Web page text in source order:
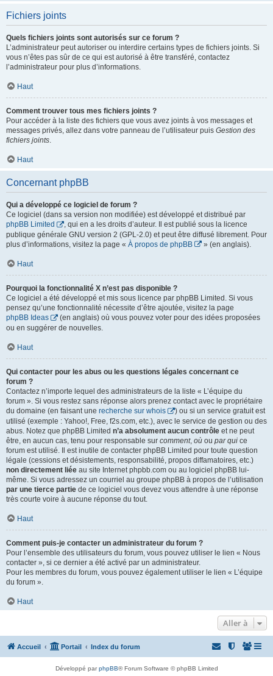
Fichiers joints
Quels fichiers joints sont autorisés sur ce forum ?
L’administrateur peut autoriser ou interdire certains types de fichiers joints. Si
vous n’êtes pas sûr de ce qui est autorisé à être transféré, contactez
l’administrateur pour plus d’informations.
Haut
Comment trouver tous mes fichiers joints ?
Pour accéder à la liste des fichiers que vous avez joints à vos messages et
messages privés, allez dans votre panneau de l’utilisateur puis Gestion des
fichiers joints.
Haut
Concernant phpBB
Qui a développé ce logiciel de forum ?
Ce logiciel (dans sa version non modifiée) est développé et distribué par
phpBB Limited
, qui en a les droits d’auteur. Il est publié sous la licence
publique générale GNU version 2 (GPL-2.0) et peut être diffusé librement. Pour
plus d’informations, visitez la page « À propos de phpBB » (en anglais).
Haut
Pourquoi la fonctionnalité X n’est pas disponible ?
Ce logiciel a été développé et mis sous licence par phpBB Limited. Si vous
pensez qu’une fonctionnalité nécessite d’être ajoutée, visitez la page
phpBB Ideas
(en anglais) où vous pouvez voter pour des idées proposées
ou en suggérer de nouvelles.
Haut
Qui contacter pour les abus ou les questions légales concernant ce
forum ?
Contactez n’importe lequel des administrateurs de la liste « L’équipe du
forum ». Si vous restez sans réponse alors prenez contact avec le propriétaire
du domaine (en faisant une recherche sur whois
) ou si un service gratuit est
utilisé (exemple : Yahoo!, Free, f2s.com, etc.), avec le service de gestion ou des
abus. Notez que phpBB Limited n’a absolument aucun contrôle et ne peut
être, en aucun cas, tenu pour responsable sur comment, où ou par qui ce
forum est utilisé. Il est inutile de contacter phpBB Limited pour toute question
légale (cessions et désistements, responsabilité, propos diffamatoires, etc.)
non directement liée au site Internet phpbb.com ou au logiciel phpBB lui-
même. Si vous adressez un courriel au groupe phpBB à propos de l’utilisation
par une tierce partie de ce logiciel vous devez vous attendre à une réponse
très courte voire à aucune réponse du tout.
Haut
Comment puis-je contacter un administrateur du forum ?
Pour l’ensemble des utilisateurs du forum, vous pouvez utiliser le lien « Nous
contacter », si ce dernier a été activé par un administrateur.
Pour les membres du forum, vous pouvez également utiliser le lien « L’équipe
du forum ».
Haut
Aller à
Accueil Portail Index du forum
Développé parphpBB® Forum Software © phpBB Limited